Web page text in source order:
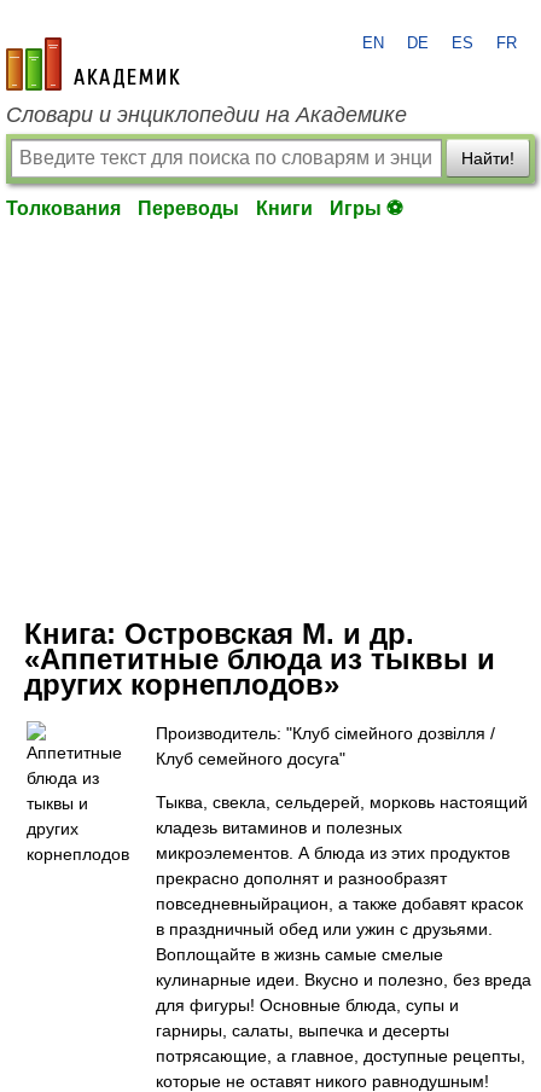
academic.ru
EN DE ES FR
Словари и энциклопедии на Академике
Найти!
Толкования Переводы Книги Игры ⚽
Книга: Островская М. и др.
«Аппетитные блюда из тыквы и
других корнеплодов»
Производитель: "Клуб сімейного дозвілля /
Клуб семейного досуга"
Тыква, свекла, сельдерей, морковь настоящий
кладезь витаминов и полезных
микроэлементов. А блюда из этих продуктов
прекрасно дополнят и разнообразят
повседневныйрацион, а также добавят красок
в праздничный обед или ужин с друзьями.
Воплощайте в жизнь самые смелые
кулинарные идеи. Вкусно и полезно, без вреда
для фигуры! Основные блюда, супы и
гарниры, салаты, выпечка и десерты
потрясающие, а главное, доступные рецепты,
которые не оставят никого равнодушным!